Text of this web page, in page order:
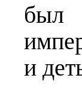
был
и